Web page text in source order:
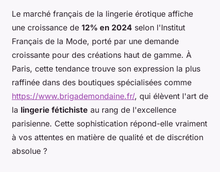
Le marché français de la lingerie érotique affiche
une croissance de 12% en 2024 selon l'Institut
Français de la Mode, porté par une demande
croissante pour des créations haut de gamme. À
Paris, cette tendance trouve son expression la plus
raffinée dans des boutiques spécialisées comme
https://www.brigademondaine.fr/, qui élèvent l'art de
la lingerie fétichiste au rang de l'excellence
parisienne. Cette sophistication répond-elle vraiment
à vos attentes en matière de qualité et de discrétion
absolue ?